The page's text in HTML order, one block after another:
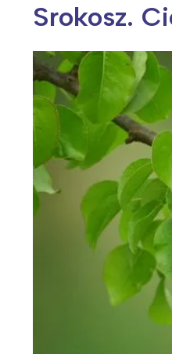
Wiosenny koncert
Srokosz.